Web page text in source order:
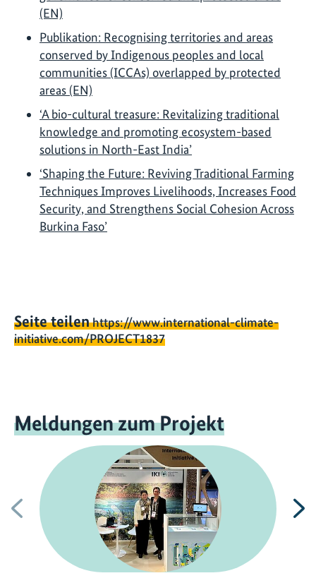
(EN)
Publikation: Recognising territories and areas
conserved by Indigenous peoples and local
communities (ICCAs) overlapped by protected
areas (EN)
‘A bio-cultural treasure: Revitalizing traditional
knowledge and promoting ecosystem-based
solutions in North-East India’
‘Shaping the Future: Reviving Traditional Farming
Techniques Improves Livelihoods, Increases Food
Security, and Strengthens Social Cohesion Across
Burkina Faso’
Seite teilenhttps://www.international-climate-
initiative.com/PROJECT1837
Meldungen zum Projekt
Vorherige